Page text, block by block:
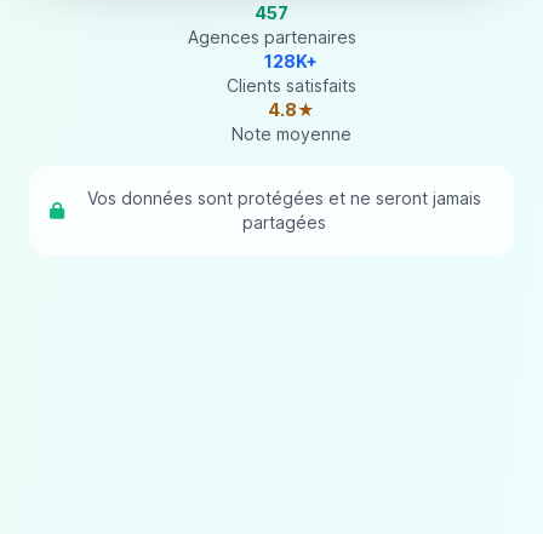
457
Agences partenaires
128K+
Clients satisfaits
4.8★
Note moyenne
Vos données sont protégées et ne seront jamais
partagées